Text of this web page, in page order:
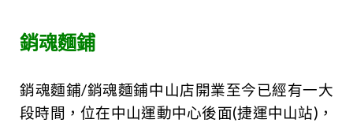
銷魂麵鋪
銷魂麵鋪/銷魂麵鋪中山店開業至今已經有一大
段時間，位在中山運動中心後面(捷運中山站)，